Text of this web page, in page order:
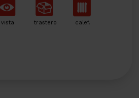
vista trastero calef.